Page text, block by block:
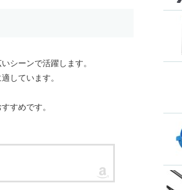
シーンで活躍します。
しています。
すめです。